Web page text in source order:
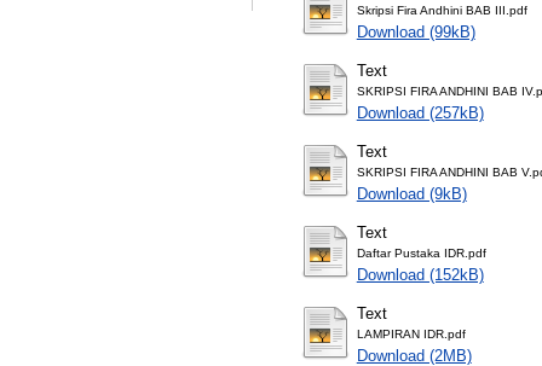
Skripsi Fira Andhini BAB III.pdf
Download (99kB)
Text
SKRIPSI FIRA ANDHINI BAB
Download (257kB)
Text
SKRIPSI FIRA ANDHINI BAB
Download (9kB)
Text
Daftar Pustaka IDR.pdf
Download (152kB)
Text
LAMPIRAN IDR.pdf
Download (2MB)